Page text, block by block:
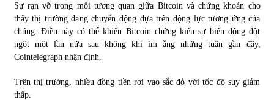
Sự rạn vỡ trong mối tương quan giữa Bitcoin và chứng khoán cho
thấy thị trường đang chuyển động dựa trên động lực tương ứng của
chúng. Điều này có thể khiến Bitcoin chứng kiến sự biến động đột
ngột một lần nữa sau không khí im ắng những tuần gần đây,
Cointelegraph nhận định.
Trên thị trường, nhiều đồng tiền rơi vào sắc đỏ với tốc độ suy giảm
thấp.